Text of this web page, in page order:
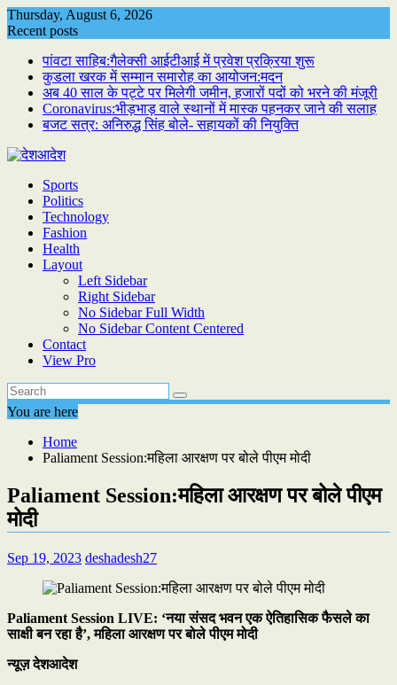
Skip
to
Thursday, August 6, 2026
Recent posts
पांवटा साहिब:गैलेक्सी आईटीआई में प्रवेश प्रक्रिया शुरू
कुडला खरक में सम्मान समारोह का आयोजन:मदन
अब 40 साल के पट्टे पर मिलेगी जमीन, हजारों पदों को भरने की मंजूरी
Coronavirus:भीड़भाड़ वाले स्थानों में मास्क पहनकर जाने की सलाह
बजट सत्र: अनिरुद्ध सिंह बोले- सहायकों की नियुक्ति
Sports
Politics
Technology
Fashion
Health
Layout
Left Sidebar
Right Sidebar
No Sidebar Full Width
No Sidebar Content Centered
Contact
View Pro
You are here
Home
Paliament Session:महिला आरक्षण पर बोले पीएम मोदी
Paliament Session:महिला आरक्षण पर बोले पीएम
मोदी
Sep 19, 2023 deshadesh27
Paliament Session LIVE: ‘नया संसद भवन एक ऐतिहासिक फैसले का
साक्षी बन रहा है’, महिला आरक्षण पर बोले पीएम मोदी
न्यूज़ देशआदेश